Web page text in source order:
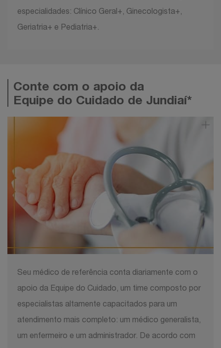
especialidades: Clínico Geral+, Ginecologista+,
Geriatria+ e Pediatria+.
Conte com o apoio da
Equipe do Cuidado de Jundiaí*
Seu médico de referência conta diariamente com o
apoio da Equipe do Cuidado, um time composto por
especialistas altamente capacitados para um
atendimento mais completo: um médico generalista,
um enfermeiro e um administrador. De acordo com